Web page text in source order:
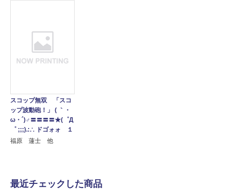
スコップ無双 「スコ
ップ波動砲！」 ( ｀・
ω・´)♂〓〓〓〓★(゜Д
゜ ;;;).:∴ ドゴォォ １
福原 蓮士 他
最近チェックした商品